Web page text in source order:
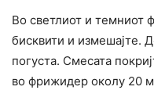
Во светлиот и темниот
бисквити и измешајте.
погуста. Смесата
во фрижидер околу 20